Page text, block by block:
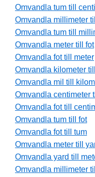
Omvandla tum till
Omvandla millimeter
Omvandla tum till
Omvandla meter till fot
Omvandla fot till meter
Omvandla kilometer
Omvandla mil till
Omvandla centimeter
Omvandla fot till
Omvandla tum till fot
Omvandla fot till tum
Omvandla meter till
Omvandla yard till
Omvandla millimeter